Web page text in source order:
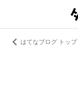
はてなブログ トップ